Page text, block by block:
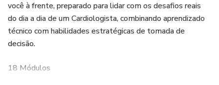
você à frente, preparado para lidar com os desafios reais
do dia a dia de um Cardiologista, combinando aprendizado
técnico com habilidades estratégicas de tomada de
decisão.
18 Módulos